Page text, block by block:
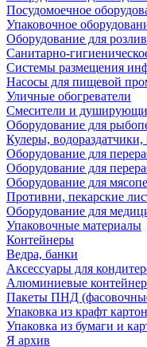
Посудомоечное
Упаковочное
Оборудование для
Санитарно-
Системы размещения
Насосы для пищевой
Уличные обогреватели
Смесители и
Оборудование для
Кулеры,
Оборудование для
Оборудование для
Оборудование для
Противни, пекарские
Оборудование для
Упаковочные материалы
Контейнеры
Ведра, банки
Аксессуары для
Алюминиевые
Пакеты ПНД
Упаковка из крафт
Упаковка из бумаги и
Я архив